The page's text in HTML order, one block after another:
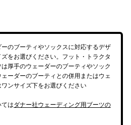
のブーティやソックスに対応するデザ
をお選びください。フット・トラクタ
厚手のウェーダーのブーティやソック
ーダーのブーティとの併用またはウェ
ンサイズ下をお選びください
はダナー社ウェーディング用ブーツの